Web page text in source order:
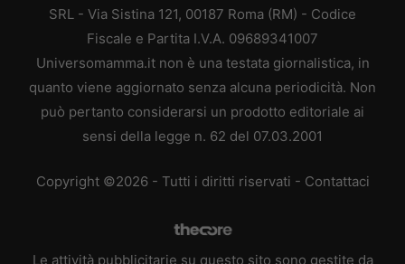
SRL - Via Sistina 121, 00187 Roma (RM) - Codice
Fiscale e Partita I.V.A. 09689341007
Universomamma.it non è una testata giornalistica, in
quanto viene aggiornato senza alcuna periodicità. Non
può pertanto considerarsi un prodotto editoriale ai
sensi della legge n. 62 del 07.03.2001
Copyright ©2026 - Tutti i diritti riservati - Contattaci
Le attività pubblicitarie su questo sito sono gestite da